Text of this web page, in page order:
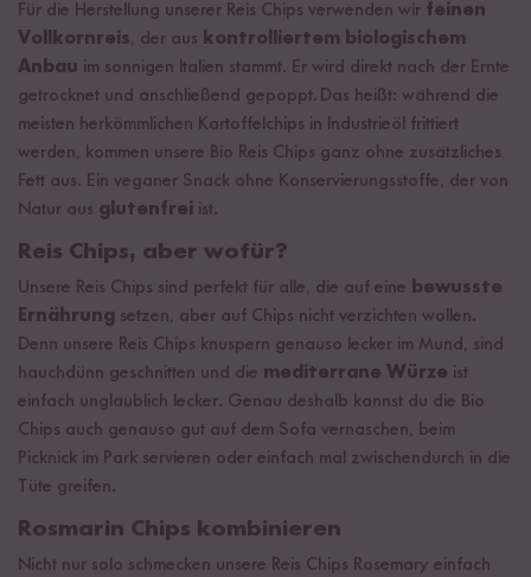
Für die Herstellung unserer Reis Chips verwenden wir feinen
Vollkornreis, der aus kontrolliertem biologischem
Anbau im sonnigen Italien stammt. Er wird direkt nach der Ernte
getrocknet und anschließend gepoppt. Das heißt: während die
meisten herkömmlichen Kartoffelchips in Industrieöl frittiert
werden, kommen unsere Bio Reis Chips ganz ohne zusätzliches
Fett aus. Ein veganer Snack ohne Konservierungsstoffe, der von
Natur aus glutenfrei ist.
Reis Chips, aber wofür?
Unsere Reis Chips sind perfekt für alle, die auf eine bewusste
Ernährung setzen, aber auf Chips nicht verzichten wollen.
Denn unsere Reis Chips knuspern genauso lecker im Mund, sind
hauchdünn geschnitten und die mediterrane Würze ist
einfach unglaublich lecker. Genau deshalb kannst du die Bio
Chips auch genauso gut auf dem Sofa vernaschen, beim
Picknick im Park servieren oder einfach mal zwischendurch in die
Tüte greifen.
Rosmarin Chips kombinieren
Nicht nur solo schmecken unsere Reis Chips Rosemary einfach